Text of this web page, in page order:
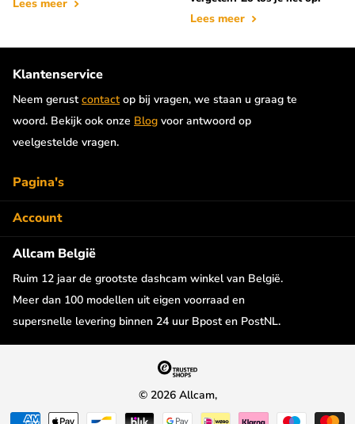
Lees meer
Lees meer
Klantenservice
Neem gerust contact op bij vragen, we staan u graag te
woord. Bekijk ook onze Blog voor antwoord op
veelgestelde vragen.
Pagina's
Account
Allcam België
Ruim 12 jaar de grootste dashcam winkel van België.
Meer dan 100 modellen uit eigen voorraad en
supersnelle levering binnen 24 uur Bpost en PostNL.
© 2026Allcam,